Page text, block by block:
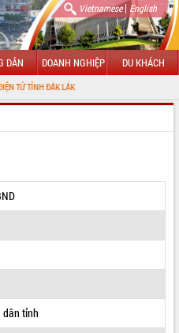
Vietnamese| English
DÂN DOANH NGHIỆP DU KHÁCH
ĐẮK LẮK
dân tỉnh